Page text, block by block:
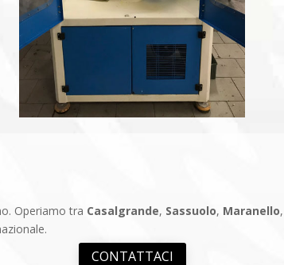
Operiamo tra Casalgrande, Sassuolo, Maranello,
CONTATTACI